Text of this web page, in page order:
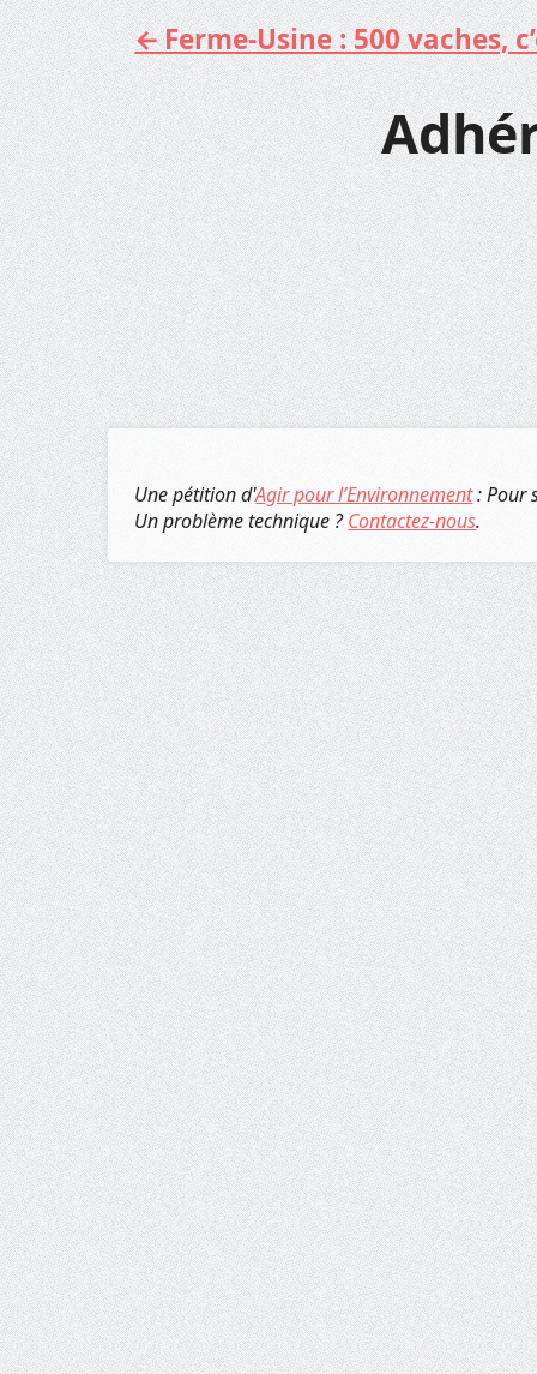
Aller
au
contenu
Ferme-Usine : 500 vaches,
Une pétition d'Agir pour l’Environnement: Pour
Un problème technique ?Contactez-nous.